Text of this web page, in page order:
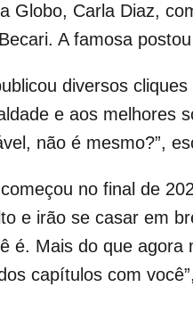
Globo, Carla Diaz,
A famosa
diversos
e aos melhores
não é mesmo?”,
no final de
e irão se casar em
é. Mais do que
capítulos com